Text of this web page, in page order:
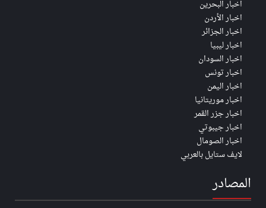
اخبار البحرين
اخبار الأردن
اخبار الجزائر
اخبار ليبيا
اخبار السودان
اخبار تونس
اخبار اليمن
اخبار موريتانيا
اخبار جزر القمر
اخبار جيبوتي
اخبار الصومال
لايف ستايل بالعربي
المصادر